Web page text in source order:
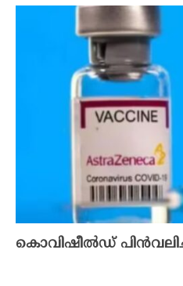
കൊവിഷീൽഡ്